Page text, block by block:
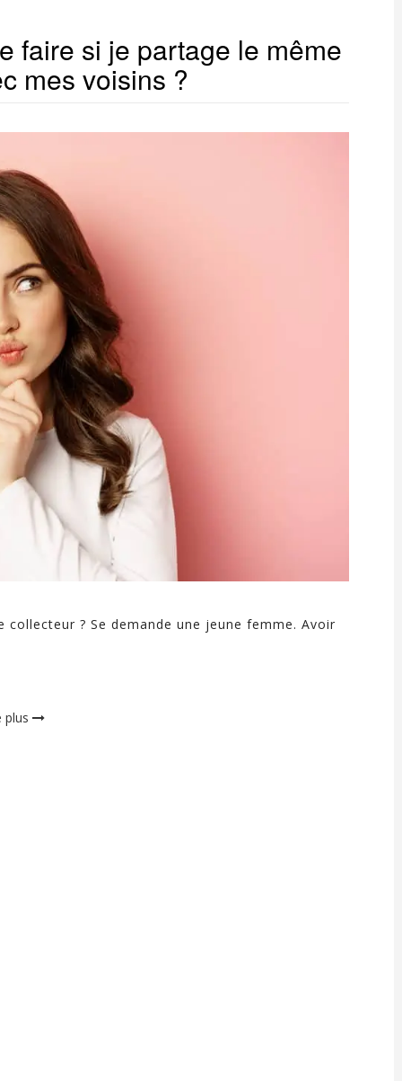
faire si je partage le même
mes voisins ?
? Se demande une jeune femme. Avoir
plus